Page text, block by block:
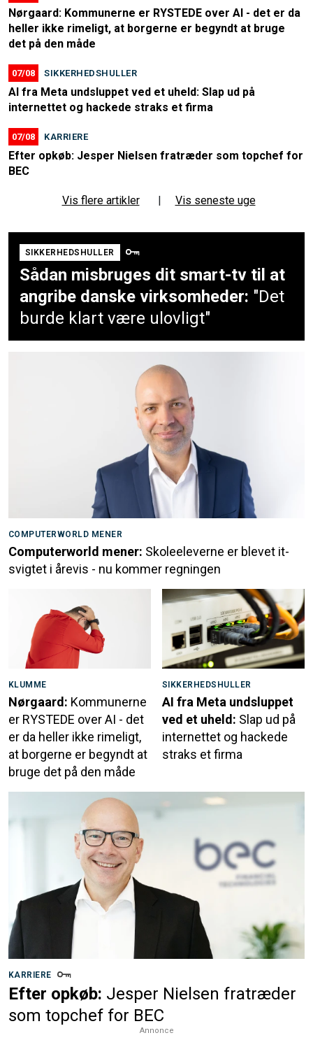
Nørgaard: Kommunerne er RYSTEDE over AI - det er da
heller ikke rimeligt, at borgerne er begyndt at bruge
det på den måde
07/08 SIKKERHEDSHULLER
AI fra Meta undsluppet ved et uheld: Slap ud på
internettet og hackede straks et firma
07/08 KARRIERE
Efter opkøb: Jesper Nielsen fratræder som topchef for
BEC
Vis flere artikler | Vis seneste uge
SIKKERHEDSHULLER
Sådan misbruges dit smart-tv til at
angribe danske virksomheder: "Det
burde klart være ulovligt"
COMPUTERWORLD MENER
Computerworld mener: Skoleeleverne er blevet it-
svigtet i årevis - nu kommer regningen
KLUMME
Nørgaard: Kommunerne
er RYSTEDE over AI - det
er da heller ikke rimeligt,
at borgerne er begyndt at
bruge det på den måde
SIKKERHEDSHULLER
AI fra Meta undsluppet
ved et uheld: Slap ud på
internettet og hackede
straks et firma
KARRIERE
Efter opkøb: Jesper Nielsen fratræder
som topchef for BEC
Annonce